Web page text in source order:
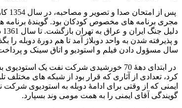
سال مسؤول دادن فیلم و استودیو و اتاق سینک و
در ابتدای دهۀ 70 خورشیدی شرکت نفت یک
کرد، تعدادی از آثاری که قرار بود از شبکه های مختلف
ایمنی که از وقتی برای ادامۀ دوبله به استودیوی
گویندگی آقای ایمنی را به همت مومی وند بسپارد.